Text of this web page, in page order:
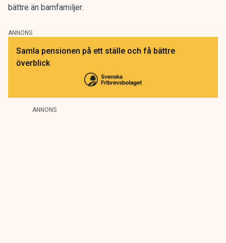
bättre än barnfamiljer.
ANNONS
Samla pensionen på ett ställe och få bättre
överblick
ANNONS